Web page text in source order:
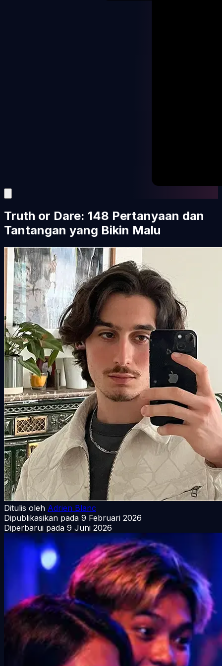
Truth or Dare: 148 Pertanyaan dan
Tantangan yang Bikin Malu
Ditulis oleh Adrien Blanc
Dipublikasikan pada 9 Februari 2026
Diperbarui pada 9 Juni 2026